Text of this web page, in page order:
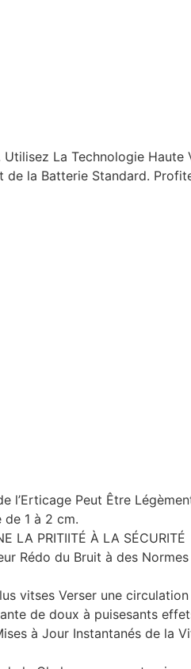
Utilisez La Technologie
la Batterie Standard.
l’Erticage Peut Être
1 à 2 cm.
LA PRITIITÉ À LA SÉCURITÉ
Rédo du Bruit à des
vitses Verser une
de doux à puisesants
à Jour Instantanés de la